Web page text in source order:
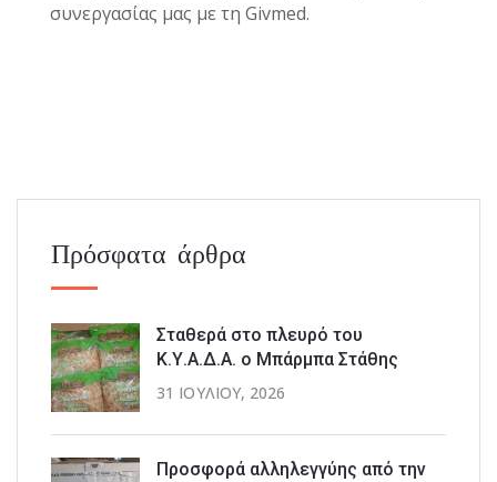
συνεργασίας μας με τη Givmed.
Πρόσφατα άρθρα
Σταθερά στο πλευρό του
Κ.Υ.Α.Δ.Α. ο Μπάρμπα Στάθης
31 ΙΟΥΛΊΟΥ, 2026
Προσφορά αλληλεγγύης από την